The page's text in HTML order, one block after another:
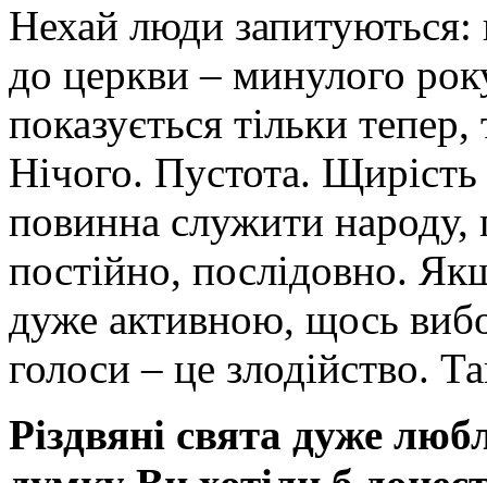
Нехай люди запитуються:
до церкви – минулого
показується тільки
Нічого. Пустота.
повинна служити народу,
постійно, послідовно.
дуже активною, щось
голоси – це злодійство.
Різдвяні свята дуже